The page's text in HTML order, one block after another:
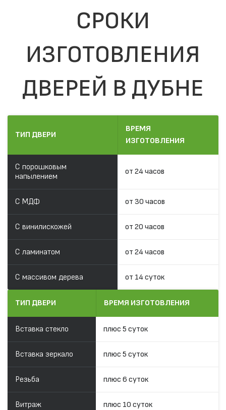
СРОКИ
ИЗГОТОВЛЕНИЯ
ДВЕРЕЙ В ДУБНЕ
ТИП ДВЕРИ
ВРЕМЯ
ИЗГОТОВЛЕНИЯ
С порошковым
напылением
от 24 часов
С МДФ от 30 часов
С винилискожей от 20 часов
С ламинатом от 24 часов
С массивом дерева от 14 суток
ТИП ДВЕРИ ВРЕМЯ ИЗГОТОВЛЕНИЯ
Вставка стекло плюс 5 суток
Вставка зеркало плюс 5 суток
Резьба плюс 6 суток
Витраж плюс 10 суток